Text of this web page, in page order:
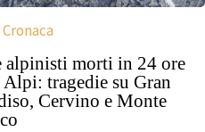
alpinisti morti in 24 ore
tragedie su Gran
Cervino e Monte